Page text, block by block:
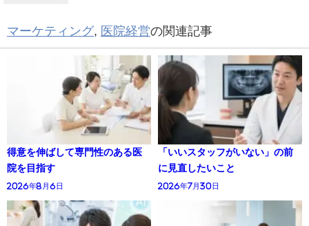
マーケティング, 医院経営の関連記事
得意を伸ばして専門性のある医
院を目指す
2026年8月6日
「いいスタッフがいない」の前
に見直したいこと
2026年7月30日